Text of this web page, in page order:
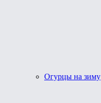
Огурцы на зиму